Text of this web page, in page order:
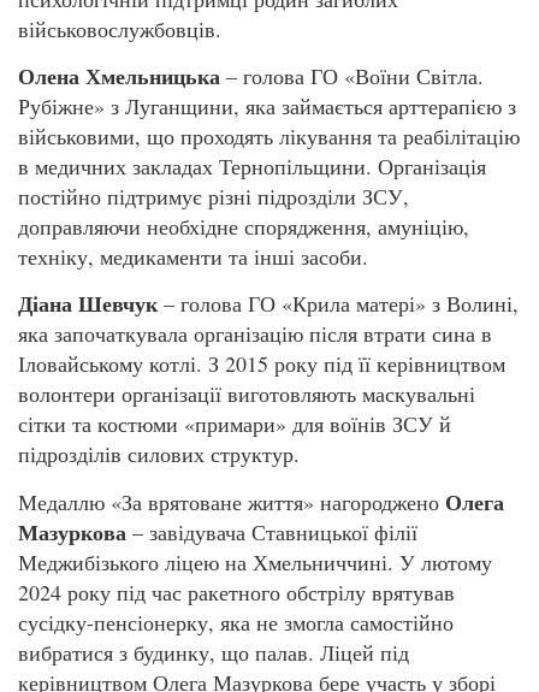
військовослужбовців.
Олена Хмельницька – голова ГО «Воїни Світла.
Рубіжне» з Луганщини, яка займається арттерапією з
військовими, що проходять лікування та реабілітацію
в медичних закладах Тернопільщини. Організація
постійно підтримує різні підрозділи ЗСУ,
доправляючи необхідне спорядження, амуніцію,
техніку, медикаменти та інші засоби.
Діана Шевчук– голова ГО «Крила матері» з Волині,
яка започаткувала організацію після втрати сина в
Іловайському котлі. З 2015 року під її керівництвом
волонтери організації виготовляють маскувальні
сітки та костюми «примари» для воїнів ЗСУ й
підрозділів силових структур.
Медаллю «За врятоване життя» нагороджено Олега
Мазуркова – завідувача Ставницької філії
Меджибізького ліцею на Хмельниччині. У лютому
2024 року під час ракетного обстрілу врятував
сусідку-пенсіонерку, яка не змогла самостійно
вибратися з будинку, що палав. Ліцей під
керівництвом Олега Мазуркова бере участь у зборі